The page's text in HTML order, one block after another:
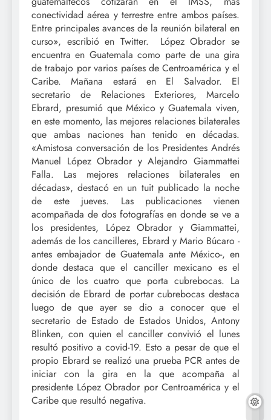
conectividad aérea y terrestre entre ambos países.
Entre principales avances de la reunión bilateral en
curso», escribió en Twitter. López Obrador se
encuentra en Guatemala como parte de una gira
de trabajo por varios países de Centroamérica y el
Caribe. Mañana estará en El Salvador. El
secretario de Relaciones Exteriores, Marcelo
Ebrard, presumió que México y Guatemala viven,
en este momento, las mejores relaciones bilaterales
que ambas naciones han tenido en décadas.
«Amistosa conversación de los Presidentes Andrés
Manuel López Obrador y Alejandro Giammattei
Falla. Las mejores relaciones bilaterales en
décadas», destacó en un tuit publicado la noche
de este jueves. Las publicaciones vienen
acompañada de dos fotografías en donde se ve a
los presidentes, López Obrador y Giammattei,
además de los cancilleres, Ebrard y Mario Búcaro -
antes embajador de Guatemala ante México-, en
donde destaca que el canciller mexicano es el
único de los cuatro que porta cubrebocas. La
decisión de Ebrard de portar cubrebocas destaca
luego de que ayer se dio a conocer que el
secretario de Estado de Estados Unidos, Antony
Blinken, con quien el canciller convivió el lunes
resultó positivo a covid-19. Esto a pesar de que el
propio Ebrard se realizó una prueba PCR antes de
iniciar con la gira en la que acompaña al
presidente López Obrador por Centroamérica y el
Caribe que resultó negativa.